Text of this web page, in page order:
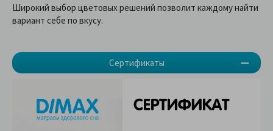
Сертификаты
Широкий выбор цветовых решений позволит каждому найти
вариант себе по вкусу.